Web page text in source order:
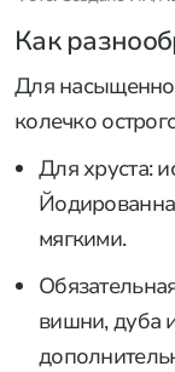
Как
Для
колечко
Для хруста:
мягкими.
вишни, дуба